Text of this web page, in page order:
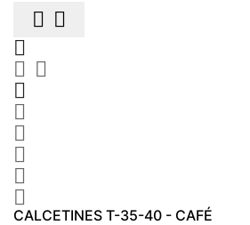
 

 






CALCETINES T-35-40 - CAFÉ